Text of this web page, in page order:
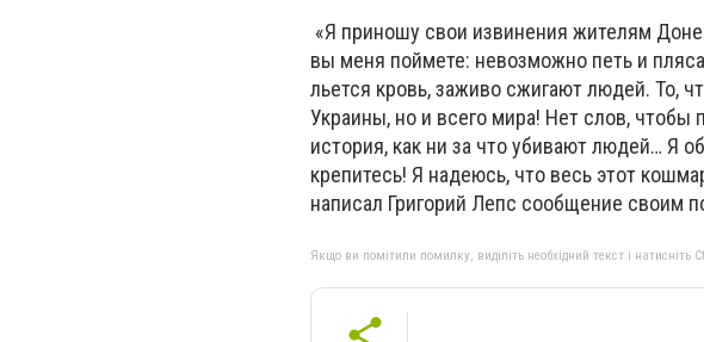
«Я приношу свои извинения жителям
вы меня поймете: невозможно петь и
льется кровь, заживо сжигают людей. То,
Украины, но и всего мира! Нет слов, чтобы
история, как ни за что убивают людей… Я
крепитесь! Я надеюсь, что весь этот
написал Григорий Лепс сообщение своим
Якщо ви помітили помилку, виділіть необхідний текст і натисніть